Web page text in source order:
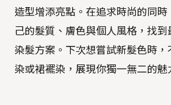
造型增添亮點。在追求時尚的同時
己的髮質、膚色與個人風格，找
染髮方案。下次想嘗試新髮色時
染或裙襬染，展現你獨一無二的魅